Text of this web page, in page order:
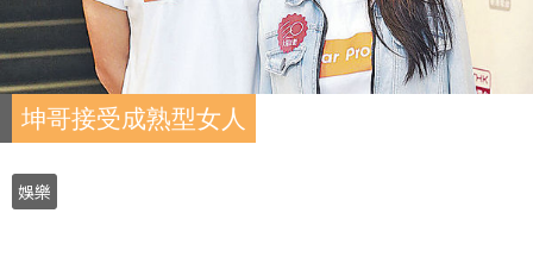
坤哥接受成熟型女人
娛樂